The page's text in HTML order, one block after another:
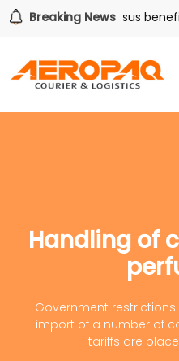
Breaking News
también tiene sus
Handling of
Government
import of a number of
tariffs are